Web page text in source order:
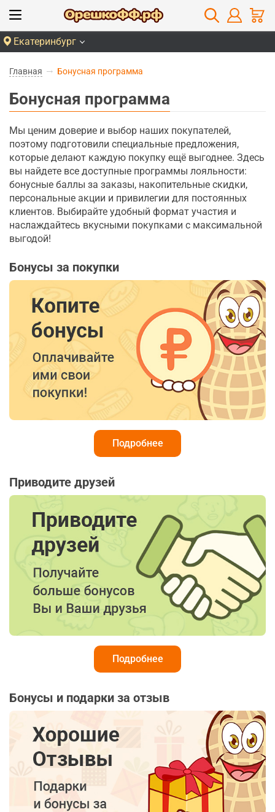
Екатеринбург
Главная Бонусная программа
Бонусная программа
Мы ценим доверие и выбор наших покупателей,
поэтому подготовили специальные предложения,
которые делают каждую покупку ещё выгоднее. Здесь
вы найдете все доступные программы лояльности:
бонусные баллы за заказы, накопительные скидки,
персональные акции и привилегии для постоянных
клиентов. Выбирайте удобный формат участия и
наслаждайтесь вкусными покупками с максимальной
выгодой!
Бонусы за покупки
Подробнее
Приводите друзей
Подробнее
Бонусы и подарки за отзыв